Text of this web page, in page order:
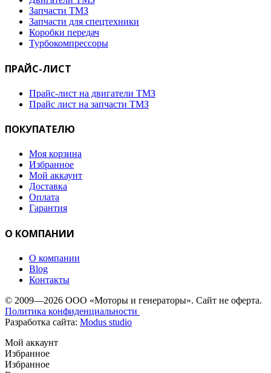
Запчасти ТМЗ
Запчасти для спецтехники
Коробки передач
Турбокомпрессоры
ПРАЙС-ЛИСТ
Прайс-лист на двигатели ТМЗ
Прайс лист на запчасти ТМЗ
ПОКУПАТЕЛЮ
Моя корзина
Избранное
Мой аккаунт
Доставка
Оплата
Гарантия
О КОМПАНИИ
О компании
Blog
Контакты
© 2009—2026 ООО «Моторы и генераторы». Сайт не оферта.
Политика конфиденциальности
Разработка сайта: Modus studio
Мой аккаунт
Избранное
Избранное